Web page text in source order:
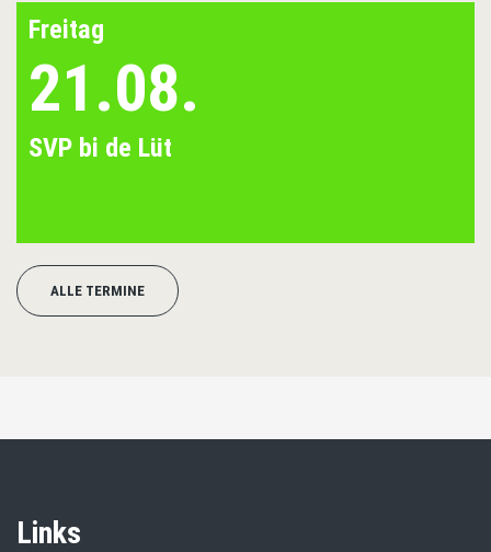
Freitag
21.08.
SVP bi de Lüt
ALLE TERMINE
Links